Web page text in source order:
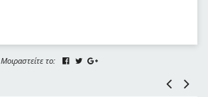
Μοιραστείτε το: